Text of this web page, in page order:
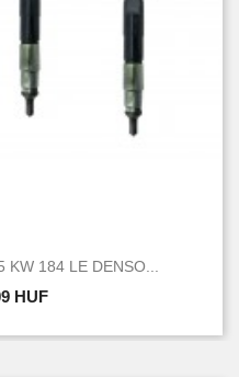
184 LE DENSO...
HUF